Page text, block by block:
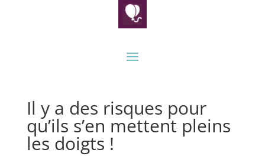
Il y a des risques pour
qu’ils s’en mettent pleins
les doigts !